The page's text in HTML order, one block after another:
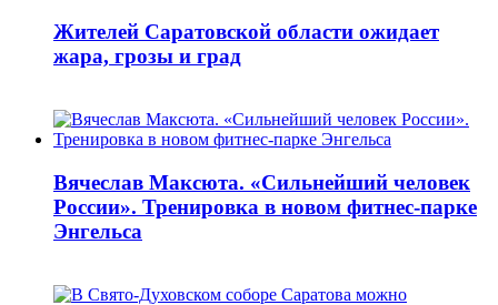
Жителей Саратовской области ожидает
жара, грозы и град
Вячеслав Максюта. «Сильнейший человек
России». Тренировка в новом фитнес-парке
Энгельса